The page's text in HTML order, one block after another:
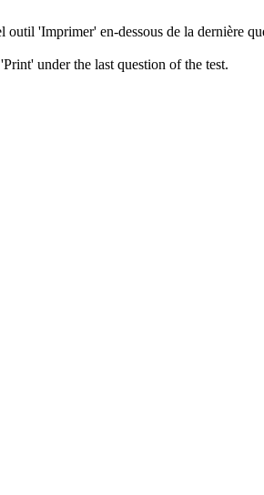
'Imprimer' en-dessous de la dernière
under the last question of the test.